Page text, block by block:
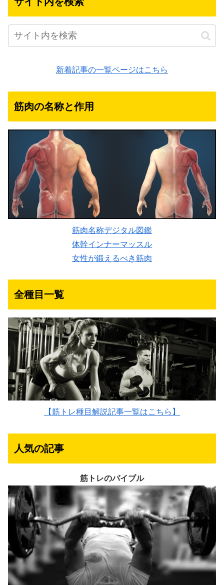
新着記事の一覧ページはこちら
筋肉の名称と作用
筋肉名称デジタル図鑑
体幹インナーマッスル
女性が鍛えるべき筋肉
全種目一覧
【筋トレ種目解説記事一覧はこちら】
人気の記事
筋トレのバイブル